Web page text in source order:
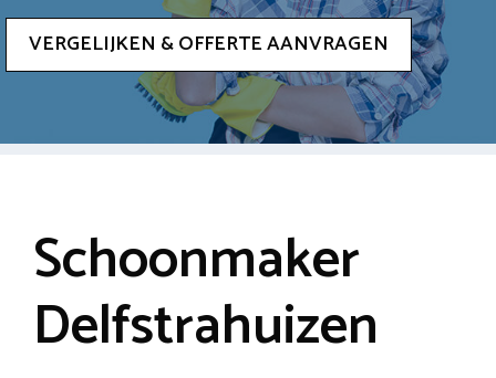
VERGELIJKEN & OFFERTE AANVRAGEN
Schoonmaker
Delfstrahuizen